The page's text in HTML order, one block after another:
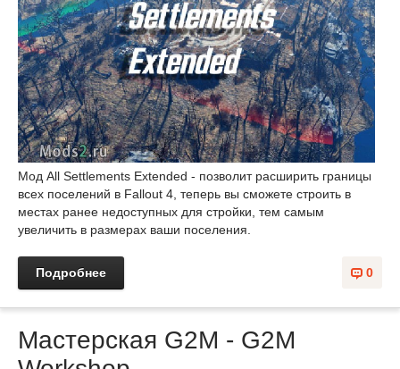
Мод All Settlements Extended - позволит расширить границы
всех поселений в Fallout 4, теперь вы сможете строить в
местах ранее недоступных для стройки, тем самым
увеличить в размерах ваши поселения.
0
Подробнее
Мастерская G2M - G2M